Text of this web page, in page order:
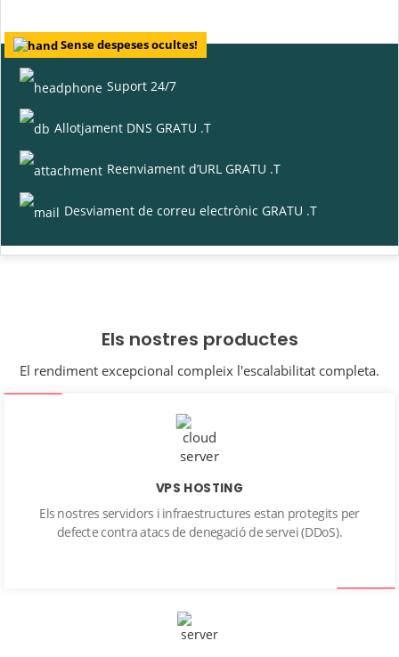
Sense despeses ocultes!
Suport 24/7
Allotjament DNS GRATU .T
Reenviament d’URL GRATU .T
Desviament de correu electrònic GRATU .T
Els nostres productes
El rendiment excepcional compleix l'escalabilitat completa.
VPS HOSTING
Els nostres servidors i infraestructures estan protegits per
defecte contra atacs de denegació de servei (DDoS).